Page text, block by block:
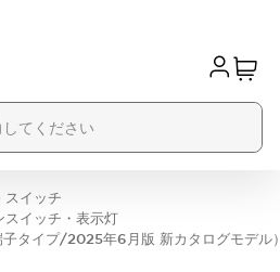
スイッチ
イッチ・表示灯
タイプ/2025年6月版 新カタログモデル